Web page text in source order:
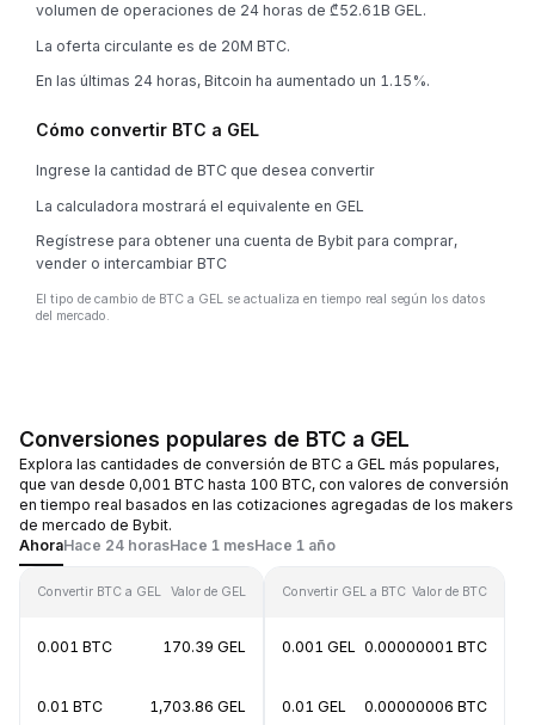
volumen de operaciones de 24 horas de ₾52.61B GEL.
La oferta circulante es de 20M BTC.
En las últimas 24 horas, Bitcoin ha aumentado un 1.15%.
Cómo convertir BTC a GEL
Ingrese la cantidad de BTC que desea convertir
La calculadora mostrará el equivalente en GEL
Regístrese para obtener una cuenta de Bybit para comprar,
vender o intercambiar BTC
El tipo de cambio de BTC a GEL se actualiza en tiempo real según los datos
del mercado.
Conversiones populares de BTC a GEL
Explora las cantidades de conversión de BTC a GEL más populares,
que van desde 0,001 BTC hasta 100 BTC, con valores de conversión
en tiempo real basados en las cotizaciones agregadas de los makers
de mercado de Bybit.
AhoraHace 24 horasHace 1 mesHace 1 año
Convertir BTC a GEL Valor de GEL
0.001 BTC 170.39 GEL
0.01 BTC 1,703.86 GEL
Convertir GEL a BTC Valor de BTC
0.001 GEL 0.00000001 BTC
0.01 GEL 0.00000006 BTC